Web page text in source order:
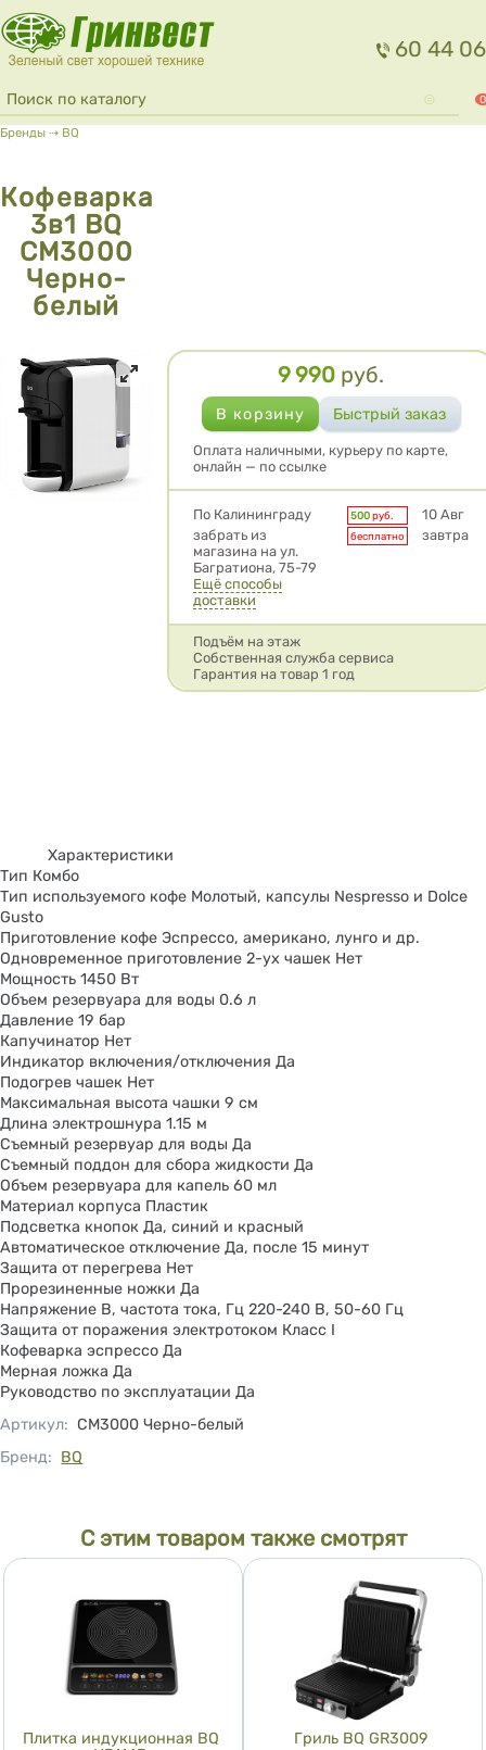
Перейти к основному содержанию
60 44 06
Форма поиска
Поиск 0
Вы здесь
Бренды ⇢ BQ
Кофеварка
3в1 BQ
CM3000
Черно-
белый
Цена
9 990 руб.
Оплата наличными, курьеру по карте,
онлайн — по ссылке
Условия доставки
По Калининграду 500 руб.
10 Авг
забрать из
магазина на ул.
Багратиона, 75-79
бесплатно завтра
Ещё способы
доставки
Подъём на этаж
Собственная служба сервиса
Гарантия на товар 1 год
Характеристики
Тип Комбо
Тип используемого кофе Молотый, капсулы Nespresso и Dolce
Gusto
Приготовление кофе Эспрессо, американо, лунго и др.
Одновременное приготовление 2-ух чашек Нет
Мощность 1450 Вт
Объем резервуара для воды 0.6 л
Давление 19 бар
Капучинатор Нет
Индикатор включения/отключения Да
Подогрев чашек Нет
Максимальная высота чашки 9 см
Длина электрошнура 1.15 м
Съемный резервуар для воды Да
Съемный поддон для сбора жидкости Да
Объем резервуара для капель 60 мл
Материал корпуса Пластик
Подсветка кнопок Да, синий и красный
Автоматическое отключение Да, после 15 минут
Защита от перегрева Нет
Прорезиненные ножки Да
Напряжение В, частота тока, Гц 220-240 В, 50-60 Гц
Защита от поражения электротоком Класс I
Кофеварка эспрессо Да
Мерная ложка Да
Руководство по эксплуатации Да
Артикул: CM3000 Черно-белый
Бренд: BQ
С этим товаром также смотрят
Плитка индукционная BQ
Гриль BQ GR3009